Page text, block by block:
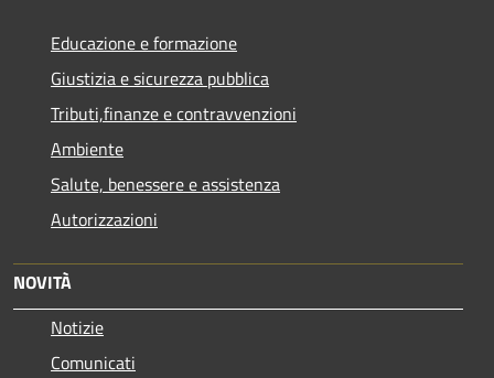
Educazione e formazione
Giustizia e sicurezza pubblica
Tributi,finanze e contravvenzioni
Ambiente
Salute, benessere e assistenza
Autorizzazioni
NOVITÀ
Notizie
Comunicati